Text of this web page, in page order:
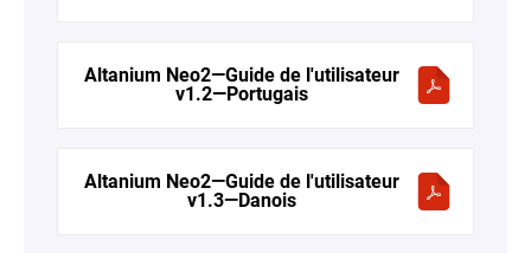
Altanium Neo2—Guide de l'utilisateur
v1.2—Portugais
Altanium Neo2—Guide de l'utilisateur
v1.3—Danois